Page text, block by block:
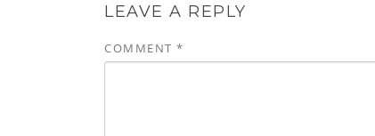
LEAVE A REPLY
COMMENT *